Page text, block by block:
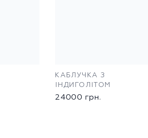
КАБЛУЧКА З
ІНДИГОЛІТОМ
24000 грн.